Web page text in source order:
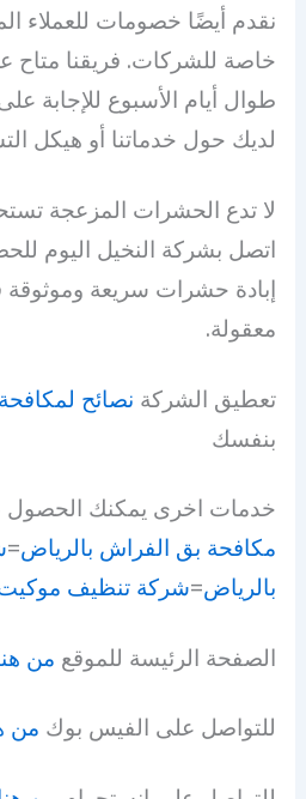
نقدم أيضًا خصومات للعملاء
خاصة للشركات. فريقنا متاح
طوال أيام الأسبوع للإجابة
لديك حول خدماتنا أو هيكل
لا تدع الحشرات المزعجة
اتصل بشركة النخيل اليوم
إبادة حشرات سريعة وموثوقة
معقولة.
تعطيق الشركة نصائح
بنفسك
خدمات اخرى يمكنك الحصول
مكافحة بق الفراش بالرياض=
بالرياض=شركة تنظيف موكيت
الصفحة الرئيسة للموقع من
للتواصل على الفيس بوك من